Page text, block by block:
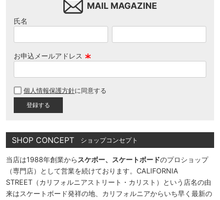
MAIL MAGAZINE
氏名
お申込メールアドレス
須
個人情報保護方針に同意する
SHOP CONCEPT ショップコンセプト
当店は1988年創業からスケボー、スケートボードのプロショップ
（専門店）として営業を続けております。CALIFORNIA
STREET（カリフォルニアストリート・カリスト）という店名の由
来はスケートボード発祥の地、カリフォルニアからいち早く最新の